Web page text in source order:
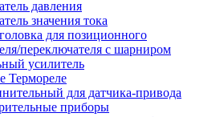
давления
значения тока
для позиционного
переключателя с шарниром
усилитель
Термореле
для датчика-привода
приборы